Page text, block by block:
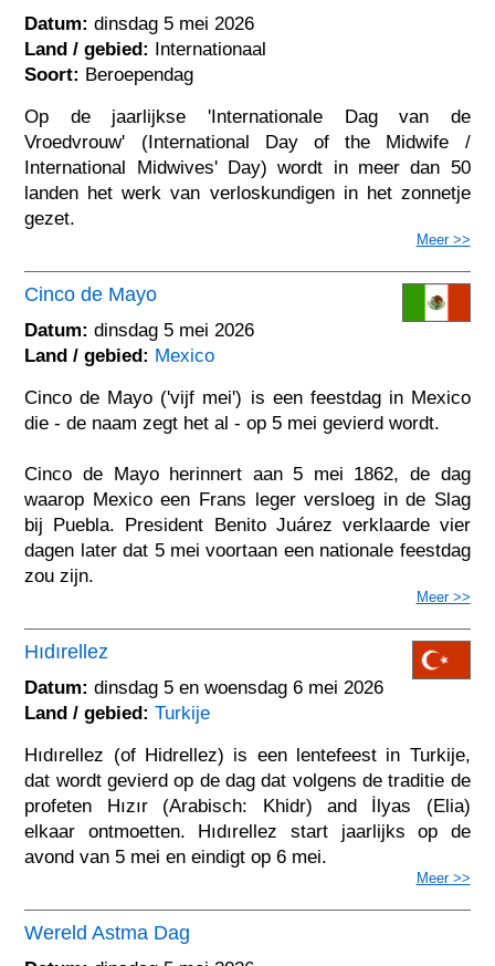
Datum: dinsdag 5 mei 2026
Land / gebied: Internationaal
Soort: Beroependag
Op de jaarlijkse 'Internationale Dag van de
Vroedvrouw' (International Day of the Midwife /
International Midwives' Day) wordt in meer dan 50
landen het werk van verloskundigen in het zonnetje
gezet.
Meer >>
Cinco de Mayo
Datum: dinsdag 5 mei 2026
Land / gebied: Mexico
Cinco de Mayo ('vijf mei') is een feestdag in Mexico
die - de naam zegt het al - op 5 mei gevierd wordt.
Cinco de Mayo herinnert aan 5 mei 1862, de dag
waarop Mexico een Frans leger versloeg in de Slag
bij Puebla. President Benito Juárez verklaarde vier
dagen later dat 5 mei voortaan een nationale feestdag
zou zijn.
Meer >>
Hıdırellez
Datum: dinsdag 5 en woensdag 6 mei 2026
Land / gebied: Turkije
Hıdırellez (of Hidrellez) is een lentefeest in Turkije,
dat wordt gevierd op de dag dat volgens de traditie de
profeten Hızır (Arabisch: Khidr) and İlyas (Elia)
elkaar ontmoetten. Hıdırellez start jaarlijks op de
avond van 5 mei en eindigt op 6 mei.
Meer >>
Wereld Astma Dag